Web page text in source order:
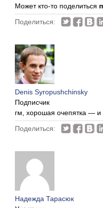
Может кто-то поделиться
Поделиться:
Denis Syropushchinsky
Подписчик
гм, хорошая очепятка — и
Поделиться:
Надежда Тарасюк